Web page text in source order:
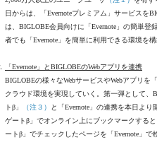
日からは、「Evernoteプレミアム」サービスを
は、BIGLOBE会員向けに「Evernote」の簡単
者でも「Evernote」を簡単に利用できる環境を
「Evernote」とBIGLOBEのWebアプリを連携
BIGLOBEの様々なWebサービスやWebアプリを
クラウド環境を実現していく。第一弾として、
トβ」
（注３）
と「Evernote」の連携を本日よ
ゲートβ」でオンライン上にブックマークする
ートβ」でチェックしたページを「Evernote」